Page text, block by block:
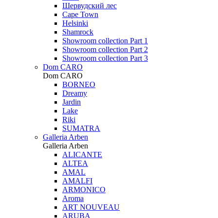
Шервудский лес
Cape Town
Helsinki
Shamrock
Showroom collection Part 1
Showroom collection Part 2
Showroom collection Part 3
Dom CARO
Dom CARO
BORNEO
Dreamy
Jardin
Lake
Riki
SUMATRA
Galleria Arben
Galleria Arben
ALICANTE
ALTEA
AMAL
AMALFI
ARMONICO
Aroma
ART NOUVEAU
ARUBA